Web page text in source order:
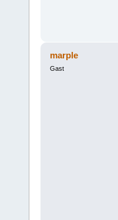
marple
Gast